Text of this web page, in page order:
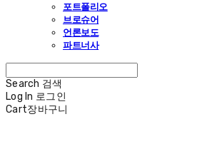
포트폴리오
브로슈어
언론보도
파트너사
Search 검색
Log In 로그인
Cart장바구니